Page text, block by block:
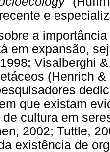
e
a
em expansão,
Visalberghi
(Henrich
que existam
cultura em
2002; Tuttle,
existência de